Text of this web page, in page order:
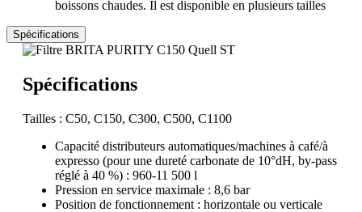
boissons chaudes. Il est disponible en plusieurs tailles
Spécifications
Spécifications
Tailles : C50, C150, C300, C500, C1100
Capacité distributeurs automatiques/machines à café/à
expresso (pour une dureté carbonate de 10°dH, by-pass
réglé à 40 %) : 960-11 500 l
Pression en service maximale : 8,6 bar
Position de fonctionnement : horizontale ou verticale